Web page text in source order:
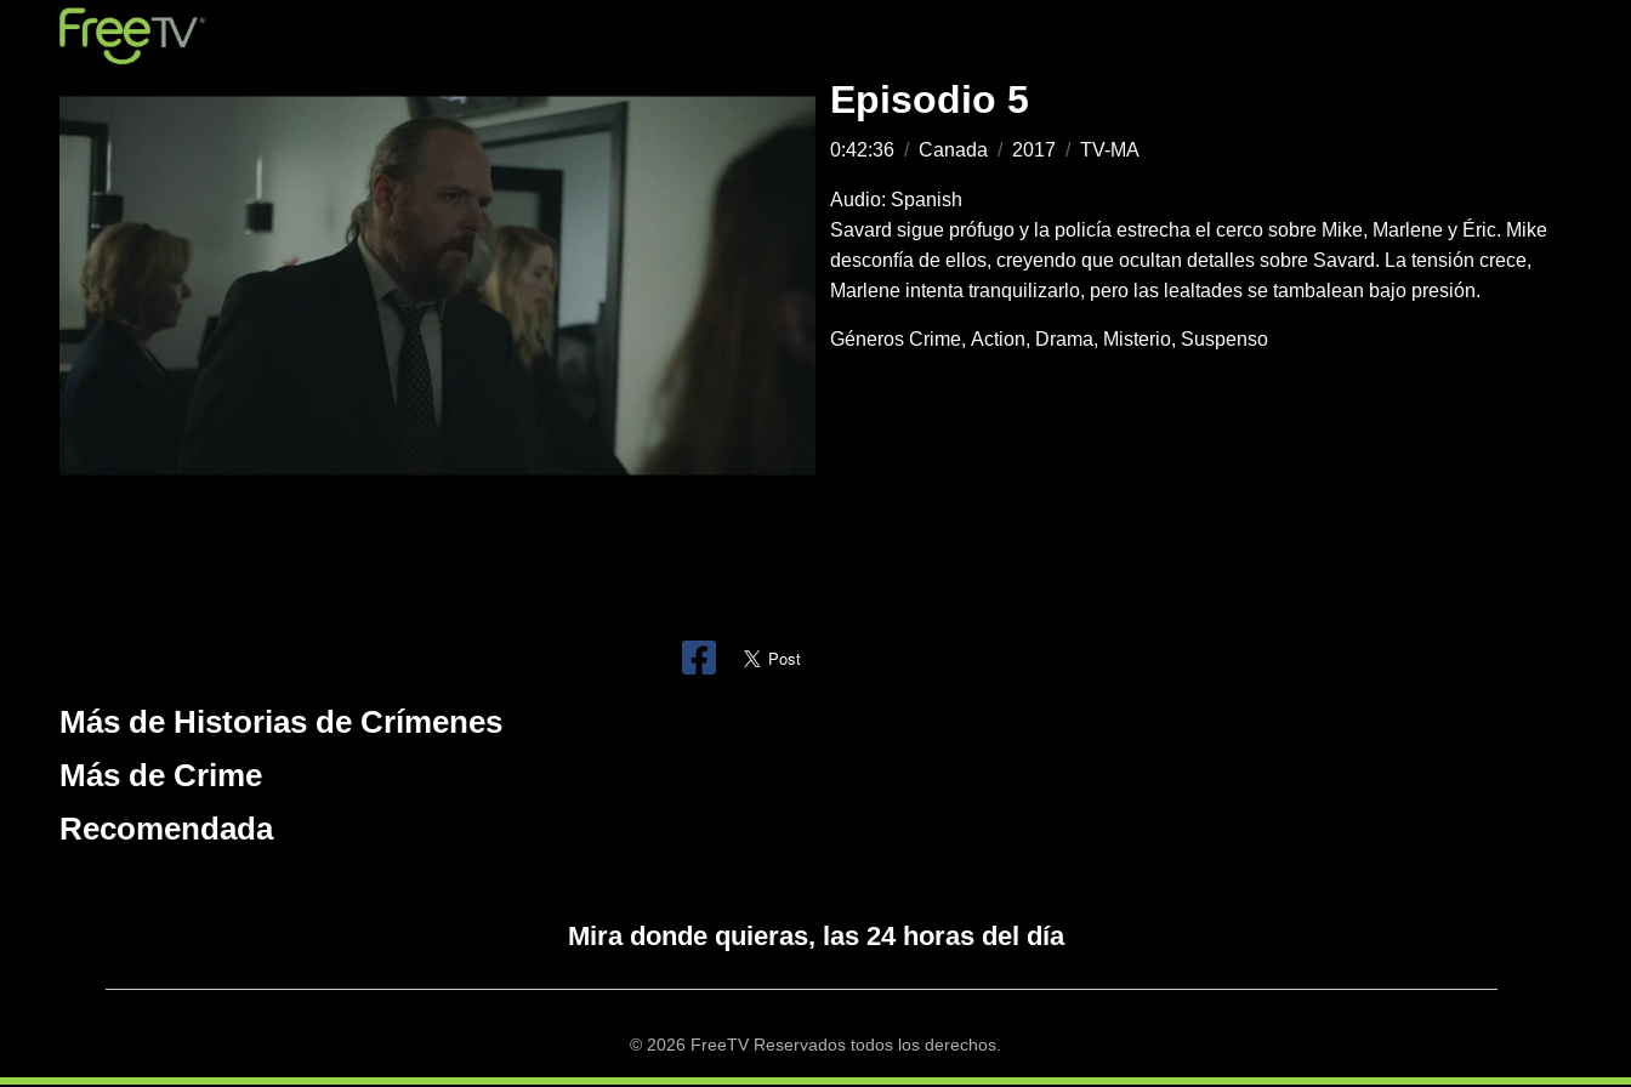
Episodio 5
0:42:36 / Canada / 2017 / TV-MA
Audio: Spanish
Savard sigue prófugo y la policía estrecha el cerco sobre Mike, Marlene y Éric. Mike
desconfía de ellos, creyendo que ocultan detalles sobre Savard. La tensión crece,
Marlene intenta tranquilizarlo, pero las lealtades se tambalean bajo presión.
Géneros Crime Action Drama Misterio Suspenso
Más de Historias de Crímenes
Más de Crime
Recomendada
Mira donde quieras, las 24 horas del día
© 2026 FreeTV Reservados todos los derechos.